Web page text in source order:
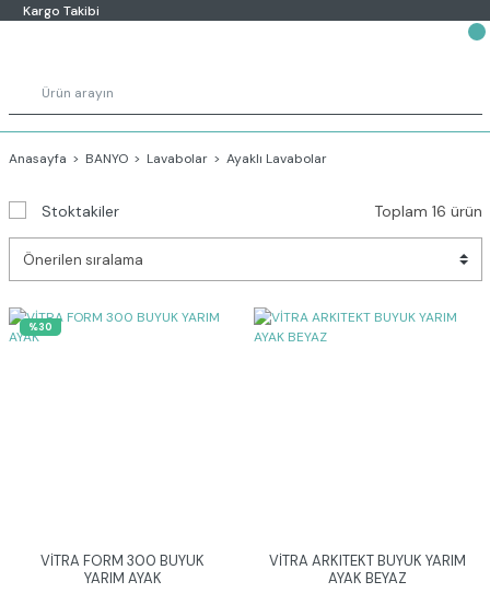
Kargo Takibi
Anasayfa BANYO Lavabolar Ayaklı Lavabolar
Stoktakiler Toplam 16 ürün
%30
VİTRA FORM 300 BUYUK
YARIM AYAK
VİTRA ARKITEKT BUYUK YARIM
AYAK BEYAZ